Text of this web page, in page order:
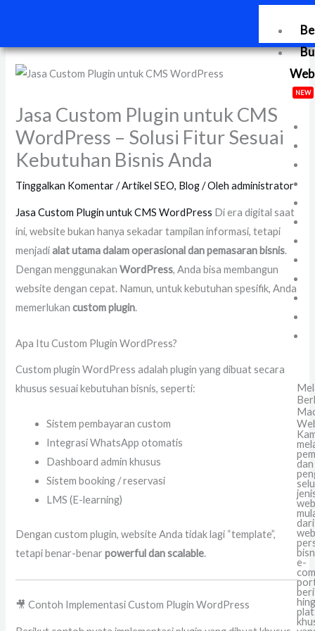
konten
Web
NEW
dan
dari
e-
Jasa Custom Plugin untuk CMS
WordPress – Solusi Fitur Sesuai
Kebutuhan Bisnis Anda
Tinggalkan Komentar /Artikel SEO, Blog/ Olehadministrator
Jasa Custom Plugin untuk CMS WordPress Di era digital saat
ini, website bukan hanya sekadar tampilan informasi, tetapi
menjadialat utama dalam operasional dan pemasaran bisnis.
Dengan menggunakanWordPress, Anda bisa membangun
website dengan cepat. Namun, untuk kebutuhan spesifik, Anda
memerlukancustom plugin.
Apa Itu Custom Plugin WordPress?
Custom plugin WordPress adalah plugin yang dibuat secara
khusus sesuai kebutuhan bisnis, seperti:
Sistem pembayaran custom
Integrasi WhatsApp otomatis
Dashboard admin khusus
Sistem booking / reservasi
LMS (E-learning)
Dengan custom plugin, website Anda tidak lagi “template”,
tetapi benar-benarpowerful dan scalable.
🎥 Contoh Implementasi Custom Plugin WordPress